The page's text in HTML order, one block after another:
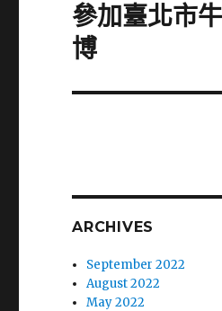
Next
post:
參加臺北市
博
ARCHIVES
September 2022
August 2022
May 2022